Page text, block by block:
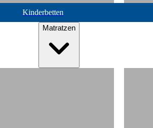
Kinderbetten
Matratzen